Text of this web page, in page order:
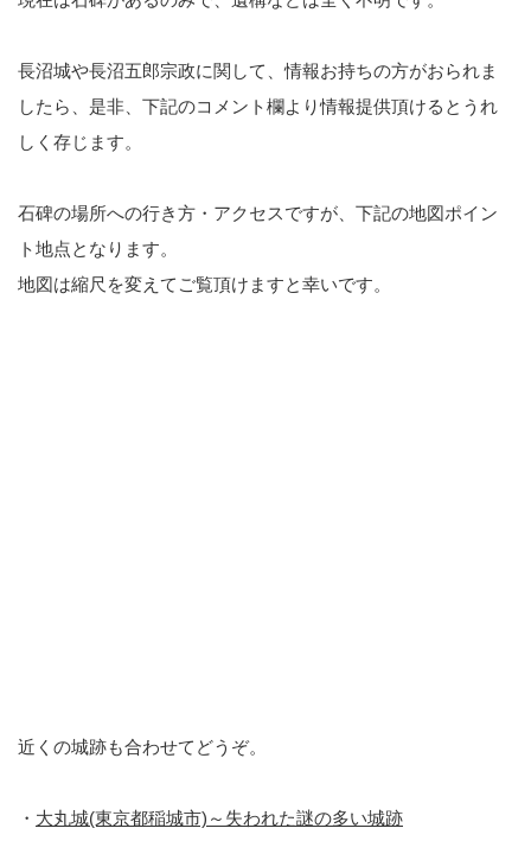
長沼城や長沼五郎宗政に関して、情報お持ちの方がおられま
したら、是非、下記のコメント欄より情報提供頂けるとうれ
しく存じます。
石碑の場所への行き方・アクセスですが、下記の地図ポイン
ト地点となります。
地図は縮尺を変えてご覧頂けますと幸いです。
近くの城跡も合わせてどうぞ。
・ 大丸城(東京都稲城市)～失われた謎の多い城跡